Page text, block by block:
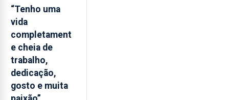
“Tenho uma
vida
completament
e cheia de
trabalho,
dedicação,
gosto e muita